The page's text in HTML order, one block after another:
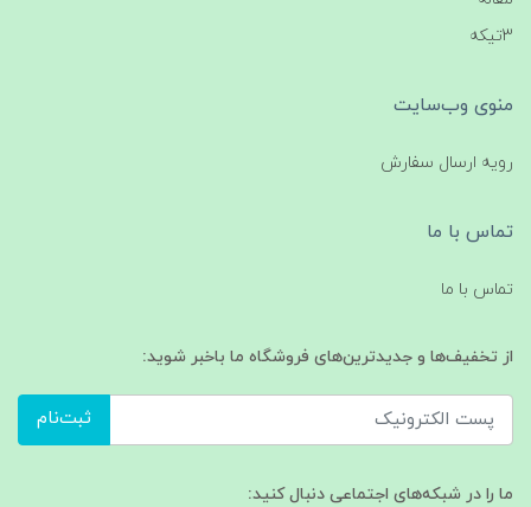
3تیکه
منوی وب‌سایت
رویه ارسال سفارش
تماس با ما
تماس با ما
از تخفیف‌ها و جدیدترین‌های فروشگاه ما باخبر شوید:
ثبت‌نام
ما را در شبکه‌های اجتماعی دنبال کنید: